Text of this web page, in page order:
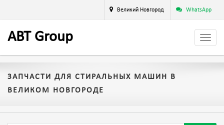
Великий Новгород WhatsApp
ABT Group
ЗАПЧАСТИ ДЛЯ СТИРАЛЬНЫХ МАШИН В
ВЕЛИКОМ НОВГОРОДЕ